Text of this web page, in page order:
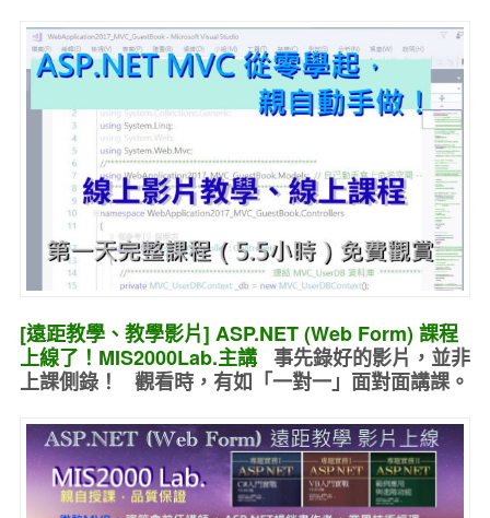
[遠距教學、教學影片] ASP.NET (Web Form) 課程
上線了！MIS2000Lab.主講 事先錄好的影片，並非
上課側錄！ 觀看時，有如 「一對一」面對面講課。